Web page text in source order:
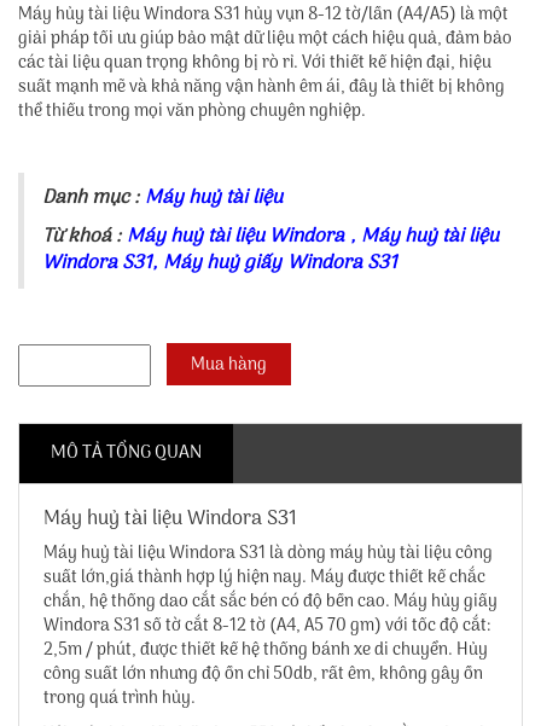
Máy hủy tài liệu Windora S31 hủy vụn 8-12 tờ/lần (A4/A5) là một
giải pháp tối ưu giúp bảo mật dữ liệu một cách hiệu quả, đảm bảo
các tài liệu quan trọng không bị rò rỉ. Với thiết kế hiện đại, hiệu
suất mạnh mẽ và khả năng vận hành êm ái, đây là thiết bị không
thể thiếu trong mọi văn phòng chuyên nghiệp.
Danh mục :Máy huỷ tài liệu
Từ khoá :Máy huỷ tài liệu Windora, Máy huỷ tài liệu
Windora S31, Máy huỷ giấy Windora S31
MÔ TẢ TỔNG QUAN
Máy huỷ tài liệu Windora S31
Máy huỷ tài liệu Windora S31 là dòng máy hủy tài liệu công
suất lớn,giá thành hợp lý hiện nay. Máy được thiết kế chắc
chắn, hệ thống dao cắt sắc bén có độ bền cao. Máy hủy giấy
Windora S31 số tờ cắt 8-12 tờ (A4, A5 70 gm) với tốc độ cắt:
2,5m / phút, được thiết kế hệ thống bánh xe di chuyển. Hủy
công suất lớn nhưng độ ồn chỉ 50db, rất êm, không gây ồn
trong quá trình hủy.